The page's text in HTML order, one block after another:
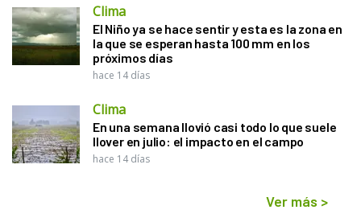
Clima
El Niño ya se hace sentir y esta es la zona en
la que se esperan hasta 100 mm en los
próximos días
hace 14 días
Clima
En una semana llovió casi todo lo que suele
llover en julio: el impacto en el campo
hace 14 días
Ver más >